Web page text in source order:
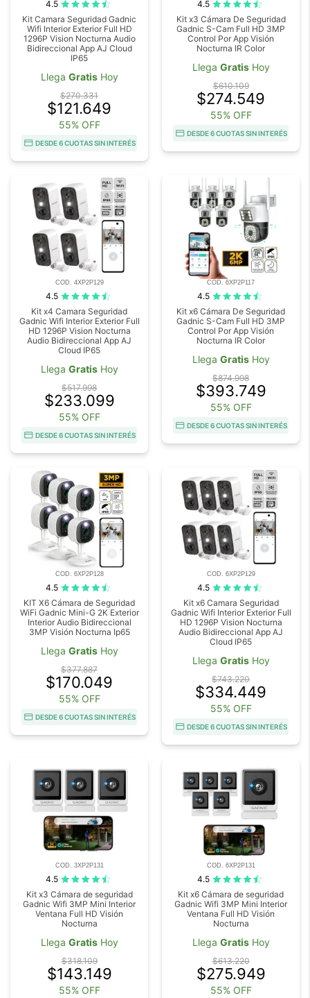
4.5
Kit Camara Seguridad Gadnic
Wifi Interior Exterior Full HD
1296P Vision Nocturna Audio
Bidireccional App AJ Cloud
IP65
Llega GratisHoy
$270.331
$121.649
55% OFF
DESDE 6 CUOTAS SIN INTERÉS
4.5
Kit x3 Cámara De Seguridad
Gadnic S-Cam Full HD 3MP
Control Por App Visión
Nocturna IR Color
Llega GratisHoy
$610.109
$274.549
55% OFF
DESDE 6 CUOTAS SIN INTERÉS
COD. 4XP2P129
4.5
Kit x4 Camara Seguridad
Gadnic Wifi Interior Exterior Full
HD 1296P Vision Nocturna
Audio Bidireccional App AJ
Cloud IP65
Llega GratisHoy
$517.998
$233.099
55% OFF
DESDE 6 CUOTAS SIN INTERÉS
COD. 6XP2P117
4.5
Kit x6 Cámara De Seguridad
Gadnic S-Cam Full HD 3MP
Control Por App Visión
Nocturna IR Color
Llega GratisHoy
$874.998
$393.749
55% OFF
DESDE 6 CUOTAS SIN INTERÉS
COD. 6XP2P128
4.5
KIT X6 Cámara de Seguridad
WiFi Gadnic Mini-G 2K Exterior
Interior Audio Bidireccional
3MP Visión Nocturna Ip65
Llega GratisHoy
$377.887
$170.049
55% OFF
DESDE 6 CUOTAS SIN INTERÉS
COD. 6XP2P129
4.5
Kit x6 Camara Seguridad
Gadnic Wifi Interior Exterior Full
HD 1296P Vision Nocturna
Audio Bidireccional App AJ
Cloud IP65
Llega GratisHoy
$743.220
$334.449
55% OFF
DESDE 6 CUOTAS SIN INTERÉS
COD. 3XP2P131
4.5
Kit x3 Cámara de seguridad
Gadnic Wifi 3MP Mini Interior
Ventana Full HD Visión
Nocturna
Llega GratisHoy
$318.109
$143.149
55% OFF
COD. 6XP2P131
4.5
Kit x6 Cámara de seguridad
Gadnic Wifi 3MP Mini Interior
Ventana Full HD Visión
Nocturna
Llega GratisHoy
$613.220
$275.949
55% OFF